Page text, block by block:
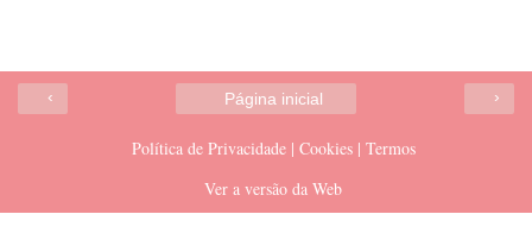
‹ ›
Página inicial
Política de Privacidade | Cookies | Termos
Ver a versão da Web